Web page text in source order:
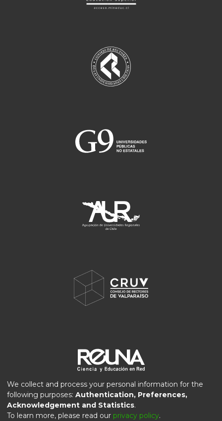
We collect and process your personal information for the
following purposes: Authentication, Preferences,
Acknowledgement and Statistics.
To learn more, please read our privacy policy.